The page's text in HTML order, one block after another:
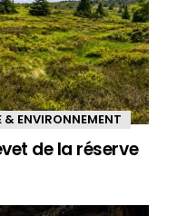
& ENVIRONNEMENT
de la réserve